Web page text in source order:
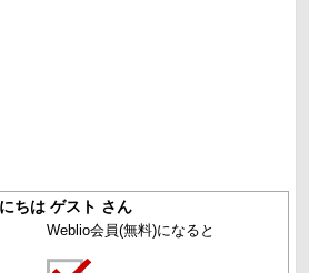
ちは ゲスト さん
Weblio会員(無料)になると